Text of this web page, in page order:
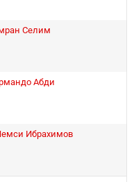
Селим
Абди
Ибрахимов